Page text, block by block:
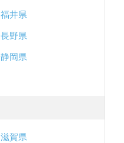
福井県
長野県
静岡県
滋賀県